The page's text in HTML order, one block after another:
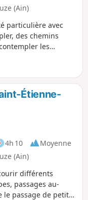
(Ain)
particulière avec
des chemins
les
Étienne-
4h 10
Moyenne
(Ain)
différents
passages au-
le passage de petits